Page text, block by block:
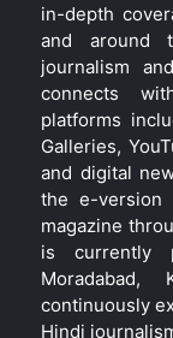
in-depth
and around
journalism
connects
platforms
Galleries,
and digital
the e-version
magazine
is currently
Moradabad,
continuously
Hindi